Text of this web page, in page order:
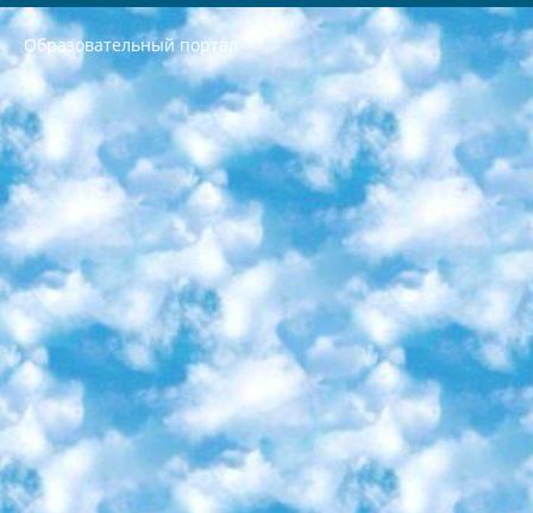
Образовательный портал
РЕСПУБЛИКА УЗБЕКИСТАН МИНИСТРЕРСТВО ДОШКОЛЬНОГО И ШКОЛЬНОГО ОБРАЗОВАНИЯ КОМАНДА в общеобразовательных учреждениях в 2023-2024 учебном году организация и проведение итоговой государственной аттестации обучающихся о Министра дошкольного и школьного образования Республики Узбекистан от 4 марта 2008 года (постановлением Минюста от 20 марта 2008 года № 1778 государственной регистрации) «Итоговое состояние учащихся общего среднего образования на основании положения об утверждении положения об аттестации общего среднего образования выпускной экзамен студентов в образовательных учреждениях в 2023-2024 учебном году В целях организации и прохождения аттестации приказываю: 1. Следующее: перечень предметов, по которым будет проводиться итоговая государственная аттестация и экзамен формы перевода согласно приложению 1; сертификаты международного образца, оценивающие уровень владения иностранными языками перечень согласно приложению 2; 2. Педагогический при специализированных образовательных учреждениях. научно-практический центр квалификации и международной оценки (Д.Давидова) 2024 г. До 25 марта: задания по предметам, по которым будет проводиться итоговая аттестация разработка и утверждение технических условий; итоговая аттестация на основании разработанного предметного задания разработка вопросов по предметам (устно и письменно), экзамен передача; общеобразовательные средние школы и специальные учебные заведения учащиеся выпускных классов школ и интернатов в агентской системе подготовка базы данных экзаменационных материалов и критериев оценки; перевод базы экзаменационных материалов на все языки обучения подать в Республиканский образовательный центр для изготовления; варианты экзаменов на основе разработанных контрольных материалов пусть будут поставлены задачи формирования. 3. Республиканский образовательный центр (Ш.Худайкулов) до 5 апреля 2024 года. до: база данных предоставленных экзаменационных материалов на все языки обучения перевод и экспертиза; для слепых, слабовидящих, глухих, слабослышащих и умственно отсталых детей учащиеся выпускных классов специализированных школ и школ-интернатов база данных экзаменационных материалов на всех преподаваемых языках подготовка критериев оценки; специализированные школы для умственно отсталых детей и технологии для учащихся выпускных классов школ-интернатов разработка соответствующих рекомендаций и критериев проведения ЕГЭ по естествознанию давать задания. 4. Педагогический при специализированных образовательных учреждениях. Научно-практический центр навыков и международной оценки (Д.Давидова), Республика образовательный центр (Худайкулов Ш.) итоговый государственный аттестационный экзамен ориентирован на творческое и логическое мышление при подготовке базы материалов учитывать введение заданий. 5. Следует отметить, что: сертификат государственного образца о знании общеобразовательного предмета и как минимум национальный уровень B1 по предметам на иностранных языках, указанным в Приложении 2. или международно признанный сертификат эквивалентного уровня студенты, изучающие определенный предмет, освобождаются от экзамена; по соответствующим предметам запланирована итоговая государственная аттестация за день до дня, путем жеребьевки Рабочей группой (в письменной форме по предметам, проводимым в форме) из числа сформированных вариантов выбрано 2 варианта; 2 выбранных варианта экзамена анонсированы на официальном сайте министерства и все выпускники по всей стране на основе этих вариантов проводит итоговую государственную аттестацию. 6. Государственное образование учащихся средних общеобразовательных учреждений. знания в соответствии с квалификационными требованиями, которые необходимо приобрести на основании стандартов итоговый (выпускной) контроль для 9 и 11 классов в целях тестирования Экзамены (далее – экзамены) состоят из предметов, перечисленных в приложении 1. будет сделано. 7. Экзамены пройдут с 26 мая по 15 июня 2024 г. (кроме науки физического воспитания). 8. Физическая для учащихся 9 классов общесредних образовательных учреждений. Экзамены по предмету «Образование, квалификация медицина» 1-6 мая 2024 года. сотрудники перевести под присмотр (с отклонениями в физическом или умственном развитии) специализированная школа для детей, школы-интернаты и со сколиозом школы-интернаты санаторного типа для больных детей исключены). 9. Он был слепым, слабовидящим и имел нарушения опорно-двигательного аппарата. экзамены в специализированных школах и интернатах для детей должны проводиться исходя из требований, предъявляемых к общеобразовательным учреждениям (физкультура кроме науки). 10. Специализированная школа для глухих и слабослышащих детей. и экзамены в интернатах и быть реализован в виде письменного теста по математике. 11. Специальность для умственно отсталых детей. Для 9 класса Родной язык и литературное письмо Государственный язык (язык обучения – узбекский). для неклассов) написано Математическое письмо Письменная/устная история Узбекистана Физическое воспитание практично Итоговый контроль Для 11 класса Написание родного языка и литературы (эссе) Математическое письмо Узбекский язык (обучение на узбекском языке) не посещающее общее среднее образование для учреждений)/Образовательное учреждение выбор письменный и устный Иностранный язык письменный/устный Письменная/устная история Узбекистана *По выбору студента:  Химия  Физика  Основы государственного права  География 10 бесплатных образовательных ресурсов - Мы составили подборку онлайн-проектов с интерактивными упражнениями, видеолекциями и статьями. Они помогут вам обрести новые и освежить старые знания бесплатно. 1. «ИНТУИТ» Старейшая образовательная площадка Рунета. Здесь вы найдёте сотни текстовых и видеокурсов на десятки различных тем — от программирования до психологии. Многие курсы подготовлены российскими университетами и крупными международными компаниями вроде Intel и Microsoft. Самостоятельное обучение бесплатное, но желающие могут оплатить услуги персональных наставников. 2. «Смартия» знакомит с актуальными профессиями и подсказывает, как им обучаться. Выбрав заинтересовавшую вас специальность — SMM-специалист, фотограф, веб-дизайнер или другую, — увидите список необходимых для неё умений. Чтобы вы могли освоить их самостоятельно, для каждого умения площадка отображает подборку ссылок на учебные материалы. Хотя «Смартия» ориентируется на русскоязычную аудиторию, часть контента всё же доступна только на английском. 3. «Лекторий Физтеха» Проект Московского физико-технического института (Физтеха). С его помощью вы можете смотреть онлайн серии лекций, записанные на видео в этом вузе. В числе доступных предметов — физика, биология, химия, информационные технологии и другие. К некоторым лекциям администрация ресурса прилагает готовые конспекты, которые можно скачивать в PDF-формате. 4. ITMOcourses Онлайн-площадка Санкт-Петербургского национального исследовательского университета информационных технологий, механики и оптики (ИТМО). Ресурс предоставляет свободный доступ к курсам, разработанным в этом вузе. Каталог материалов разбит на четыре категории: «Оптические системы и технологии», «Приборостроение и робототехника», «Информационные технологии» и «Биотехнологии». Курсы состоят из видеолекций, интерактивных демонстраций и заданий. 5. «КиберЛенинка» Электронная научная библиотека открытого доступа. Каталог площадки регулярно обрастает текстами статей из различных научных изданий. Сгруппированные по журналам и рубрикам публикации можно читать онлайн или скачивать целиком в PDF-формате. Проект нацелен на популяризацию науки за счёт открытого доступа к качественной информации. 6. «ПостНаука» На этом ресурсе публикуют подборки видеолекций, составленные экспертами из разных отраслей и объединённые общими темами. Среди них, к примеру, есть серии «Биоинформатика и геномика», «Культура средневековой Скандинавии» и Cinema Studies о теории кино. Каждая подборка лекций — логически связанная история, рассказанная экспертом от первого лица. Кроме того, на сайте появляются научно-образовательные статьи и тесты на разные темы. 7. «Newочём» Команда проекта «Newочём» отбирает самые интересные тексты из англоязычных СМИ и переводит те из них, за которые голосуют участники сообщества «ВКонтакте». По большей части это научно-популярные статьи. Редакторы придумывают лишь заголовки, в остальном содержание переводов соответствует оригиналам. Полные тексты можно читать прямо в социальной сети. 8. InternetUrok Онлайн-база материалов по основным дисциплинам школьной программы. Информация на сайте структурирована по классам, предметам и темам (урокам). Каждый урок состоит из видеолекций и конспектов. Есть также интерактивные тренажёры и тесты для закрепления пройденного материала. Даже если вы давно окончили школу, возможность повторить программу старших классов всегда может пригодиться. 9. Edutainme Ещё один ресурс об образовании. В отличие от Newtonew, как мне кажется, Edutainme больше ориентируется на представителей индустрии: педагогов, предпринимателей, разработчиков образовательных проектов. Но и любой, кто просто стремится к саморазвитию, найдёт на сайте много полезного и интересного для себя. Например, информацию о новых курсах и образовательных сервисах. 10. Newtonew Онлайн-медиа об образовании и обучении в широком смысле. Авторы Newtonew пишут об инструментах, заведениях, тактиках и стратегиях, которые помогают учить других и получать новые знания самостоятельно. На этой площадке вы найдёте новости, обзоры, аналитические мат